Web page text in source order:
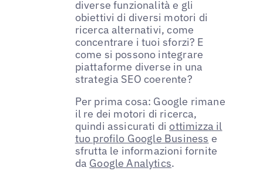
diverse funzionalità e gli
obiettivi di diversi motori di
ricerca alternativi, come
concentrare i tuoi sforzi? E
come si possono integrare
piattaforme diverse in una
strategia SEO coerente?
Per prima cosa: Google rimane
il re dei motori di ricerca,
quindi assicurati di ottimizza il
tuo profilo Google Business e
sfrutta le informazioni fornite
da Google Analytics.